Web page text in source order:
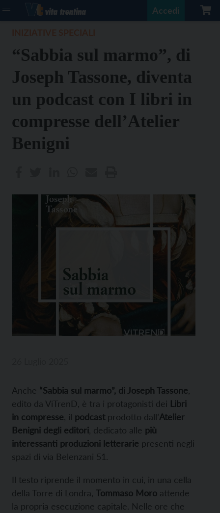
Accedi
“Sabbia sul marmo”, di
Joseph Tassone, diventa
un podcast con I libri in
compresse dell’Atelier
Benigni
Anche “Sabbia sul marmo”, di Joseph Tassone
edito da ViTrenD, è tra i protagonisti dei Libri
in compresse , il podcastprodotto dall’Atelier
Benigni degli editori , dedicato alle più
interessanti produzioni letterarie presenti negli
spazi di via Belenzani 51.
Il testo riprende il momento in cui, in una cella
della Torre di Londra, Tommaso Moro attende
la propria esecuzione capitale. Nelle ore che